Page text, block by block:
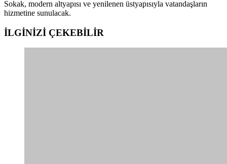
Sokak, modern altyapısı ve yenilenen üstyapısıyla vatandaşların
hizmetine sunulacak.
İLGİNİZİ ÇEKEBİLİR